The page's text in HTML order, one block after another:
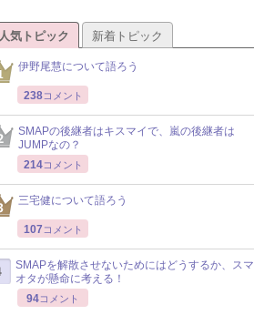
人気トピック 新着トピック
伊野尾慧について語ろう
238コメント
SMAPの後継者はキスマイで、嵐の後継者は
JUMPなの？
214コメント
三宅健について語ろう
107 コメント
SMAPを解散させないためにはどうするか、スマ
オタが懸命に考える！
94コメント